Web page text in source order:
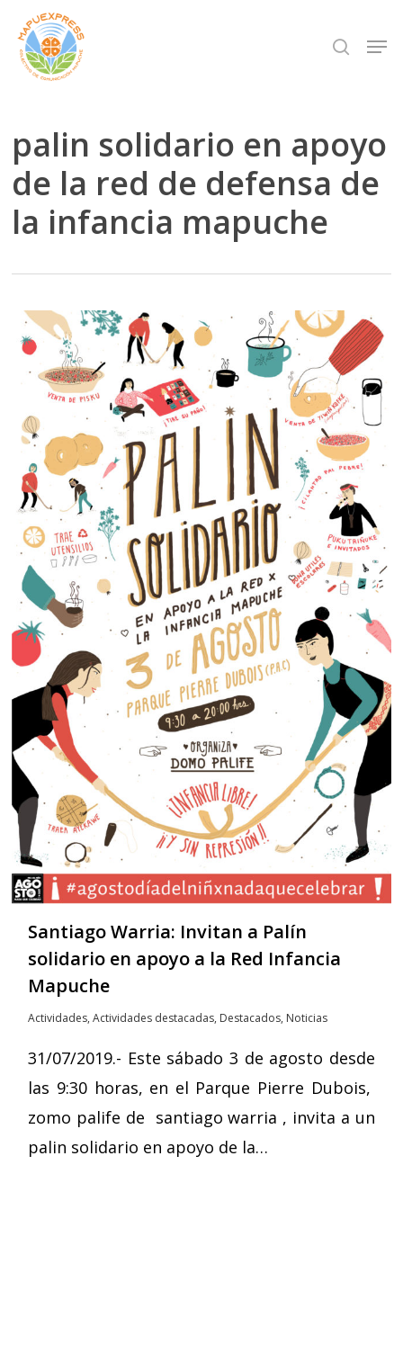
Skip
main
search
palin solidario en apoyo
de la red de defensa de
la infancia mapuche
Santiago Warria: Invitan a Palín
solidario en apoyo a la Red Infancia
Mapuche
Actividades,Actividades destacadas, Destacados, Noticias
31/07/2019.- Este sábado 3 de agosto desde
las 9:30 horas, en el Parque Pierre Dubois,
zomo palife de santiago warria , invita a un
palin solidario en apoyo de la…
Close